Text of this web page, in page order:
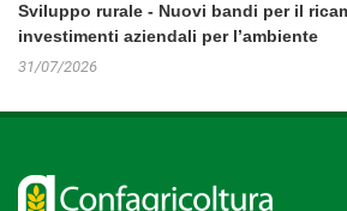
Sviluppo rurale - Nuovi bandi per il
investimenti aziendali per l’ambiente
31/07/2026